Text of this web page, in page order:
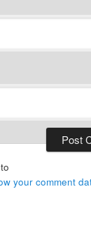
your comment